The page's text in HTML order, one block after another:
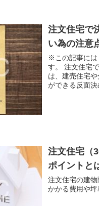
注文住宅で
い為の注意
※この記事には
す。 注文住宅で
は、建売住宅
ができる反面決
注文住宅（
ポイントと
注文住宅の建
かかる費用や